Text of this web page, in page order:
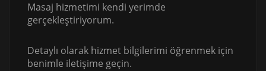
Masaj hizmetimi kendi yerimde
gerçekleştiriyorum.
Detaylı olarak hizmet bilgilerimi öğrenmek için
benimle iletişime geçin.